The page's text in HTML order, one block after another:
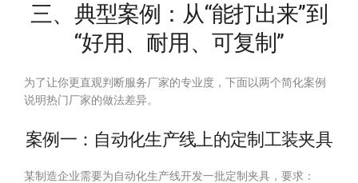
三、典型案例：从“能打出来”到
“好用、耐用、可复制”
为了让你更直观判断服务厂家的专业度，下面以两个简化案例
说明热门厂家的做法差异。
案例一：自动化生产线上的定制工装夹具
某制造企业需要为自动化生产线开发一批定制夹具，要求：